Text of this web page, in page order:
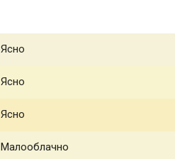
Ясно
Ясно
Ясно
Малооблачно